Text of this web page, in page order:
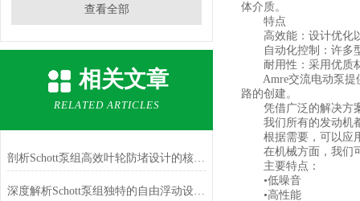
查看全部
相关文章
RELATED ARTICLES
剖析Schott泵组高效叶轮防堵设计的核心逻辑
深度解析Schott泵组独特的自由浮动设计与自动液位控制原理
体介质。
特点
高效能：设计优化
自动化控制：许多型
耐用性：采用优质
Amre交流电动泵提供
路的创建。
凭借广泛的解决方案
我们所有的发动机都
根据需要，可以应用
在机械方面，我们可
主要特点：
•低噪音
•高性能